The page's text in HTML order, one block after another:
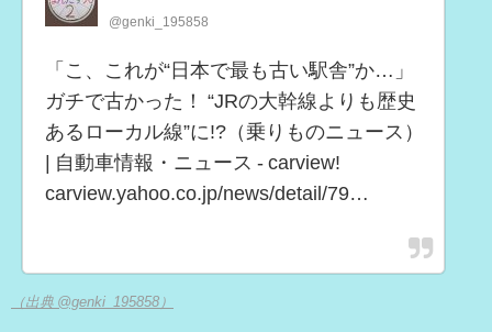
@genki_195858
「こ、これが“日本で最も古い駅舎”か…」
ガチで古かった！ “JRの大幹線よりも歴史
あるローカル線”に!?（乗りものニュース）
| 自動車情報・ニュース - carview!
carview.yahoo.co.jp/news/detail/79…
（出典 @genki_195858）